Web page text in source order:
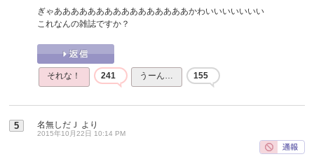
ぎゃああああああああああああああああかわいいいいいいい
これなんの雑誌ですか？
それな！ 241 うーん… 155
5 名無しだＪ より
2015年10月22日 10:14 PM